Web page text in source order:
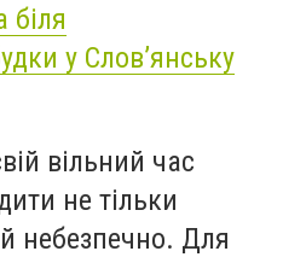
біля
у Слов’янську
вільний час
не тільки
небезпечно. Для